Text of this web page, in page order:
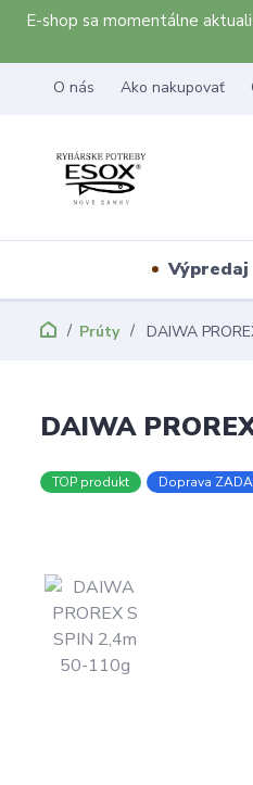
E-shop sa momentálne
O nás Ako nakupovať
Výpredaj
Prúty DAIWA
DAIWA
TOP produkt Doprava